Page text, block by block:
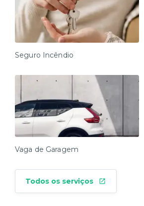
Seguro Incêndio
Vaga de Garagem
Todos os serviços